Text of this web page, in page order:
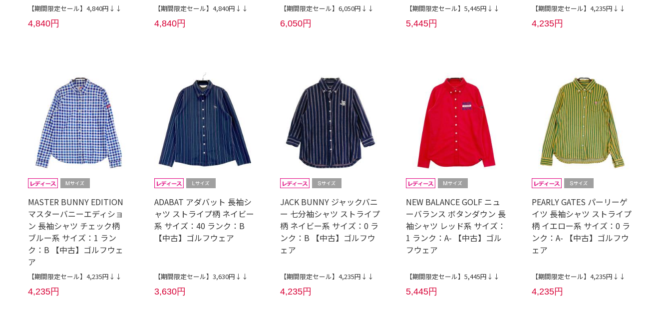
【期間限定セール】4,840円↓↓
4,840円
【期間限定セール】4,840円↓↓
4,840円
【期間限定セール】6,050円↓↓
6,050円
【期間限定セール】5,445円↓↓
5,445円
【期間限定セール】4,235円↓↓
4,235円
MASTER BUNNY EDITION
マスターバニーエディショ
ン 長袖シャツ チェック柄
ブルー系 サイズ：1 ラン
ク：B 【中古】ゴルフウェ
ア
【期間限定セール】4,235円↓↓
4,235円
ADABAT アダバット 長袖シ
ャツ ストライプ柄 ネイビー
系 サイズ：40 ランク：B
【中古】ゴルフウェア
【期間限定セール】3,630円↓↓
3,630円
JACK BUNNY ジャックバニ
ー 七分袖シャツ ストライプ
柄 ネイビー系 サイズ：0 ラ
ンク：B 【中古】ゴルフウ
ェア
【期間限定セール】4,235円↓↓
4,235円
NEW BALANCE GOLF ニュ
ーバランス ボタンダウン 長
袖シャツ レッド系 サイズ：
1 ランク：A- 【中古】ゴル
フウェア
【期間限定セール】5,445円↓↓
5,445円
PEARLY GATES パーリーゲ
イツ 長袖シャツ ストライプ
柄 イエロー系 サイズ：0 ラ
ンク：A- 【中古】ゴルフウ
ェア
【期間限定セール】4,235円↓↓
4,235円